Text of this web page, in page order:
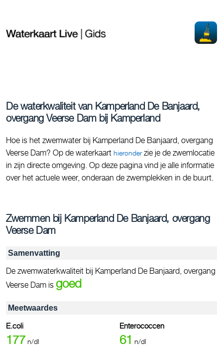
De waterkwaliteit van Kamperland De Banjaard,
overgang Veerse Dam bij Kamperland
Hoe is het zwemwater bij Kamperland De Banjaard, overgang
Veerse Dam? Op de waterkaart hieronderzie je de zwemlocatie
in zijn directe omgeving. Op deze pagina vind je alle informatie
over het actuele weer, onderaan de zwemplekken in de buurt.
Zwemmen bij Kamperland De Banjaard, overgang
Veerse Dam
Samenvatting
De zwemwaterkwaliteit bij Kamperland De Banjaard, overgang
Veerse Dam is goed
Meetwaardes
E.coli
177 n/dl
Enterococcen
61 n/dl